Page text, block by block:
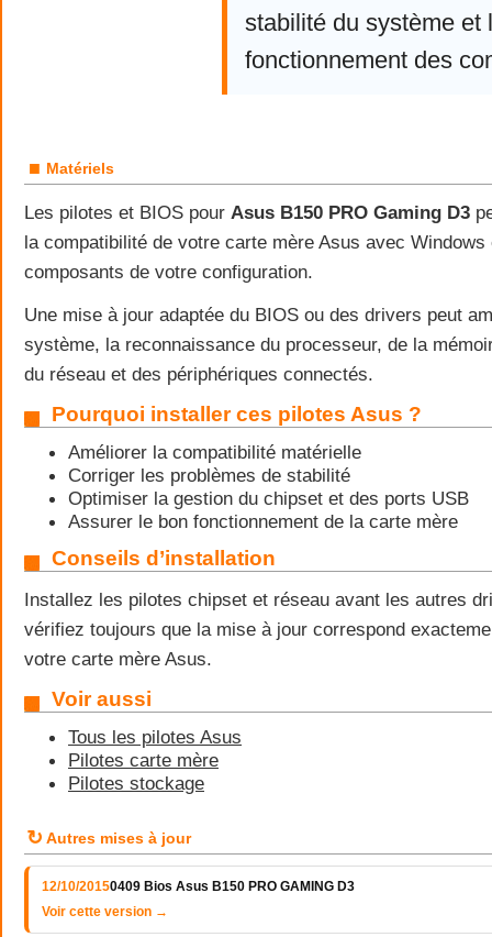
stabilité du système et
fonctionnement des
■ Matériels
Les pilotes et BIOS pour Asus B150 PRO Gaming D3
la compatibilité de votre carte mère Asus avec
composants de votre configuration.
Une mise à jour adaptée du BIOS ou des drivers peut
système, la reconnaissance du processeur, de la
du réseau et des périphériques connectés.
Pourquoi installer ces pilotes Asus ?
Améliorer la compatibilité matérielle
Corriger les problèmes de stabilité
Optimiser la gestion du chipset et des ports USB
Assurer le bon fonctionnement de la carte mère
Conseils d’installation
Installez les pilotes chipset et réseau avant les autres
vérifiez toujours que la mise à jour correspond
votre carte mère Asus.
Voir aussi
Tous les pilotes Asus
Pilotes carte mère
Pilotes stockage
↻ Autres mises à jour
12/10/20150409 Bios Asus B150 PRO GAMING D3
Voir cette version →